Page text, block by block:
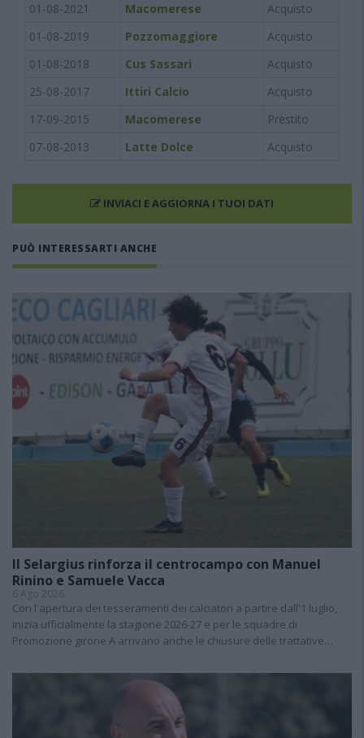
01-08-2021
Macomerese
Acquisto
01-08-2019
Pozzomaggiore
Acquisto
01-08-2018
Cus Sassari
Acquisto
25-08-2017
Ittiri Calcio
Acquisto
17-09-2015
Macomerese
Prestito
07-08-2013
Latte Dolce Acquisto
INVIACI E AGGIORNA I TUOI DATI
PUÒ INTERESSARTI ANCHE
Il Selargius rinforza il centrocampo con Manuel
Rinino e Samuele Vacca
6 Ago 2026
Con l'apertura dei tesseramenti dei calciatori a partire dall'1 luglio,
inizia ufficialmente la stagione 2026-27 e per le squadre di
Promozione girone A arrivano anche le chiusure delle trattative…